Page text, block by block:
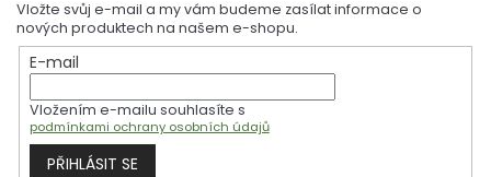
Vložte svůj e-mail a my vám budeme zasílat informace o
nových produktech na našem e-shopu.
E-mail
Vložením e-mailu souhlasíte s
podmínkami ochrany osobních údajů
PŘIHLÁSIT SE